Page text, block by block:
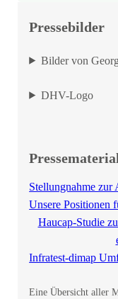
Pressebilder
Bilder von
DHV-Logo
Stellungnahme zur
Unsere Positionen
Haucap-Studie
Infratest-dimap
Eine Übersicht aller